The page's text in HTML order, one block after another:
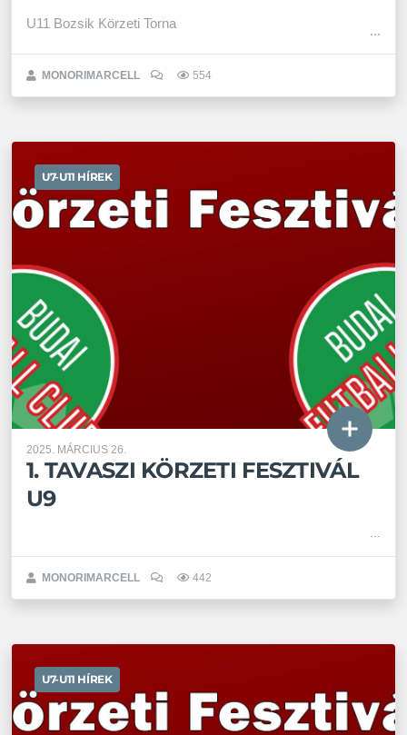
U11 Bozsik Körzeti Torna
MONORIMARCELL 554
U7-U11 HÍREK
2025. MÁRCIUS 26.
1. TAVASZI KÖRZETI FESZTIVÁL
U9
MONORIMARCELL 442
U7-U11 HÍREK